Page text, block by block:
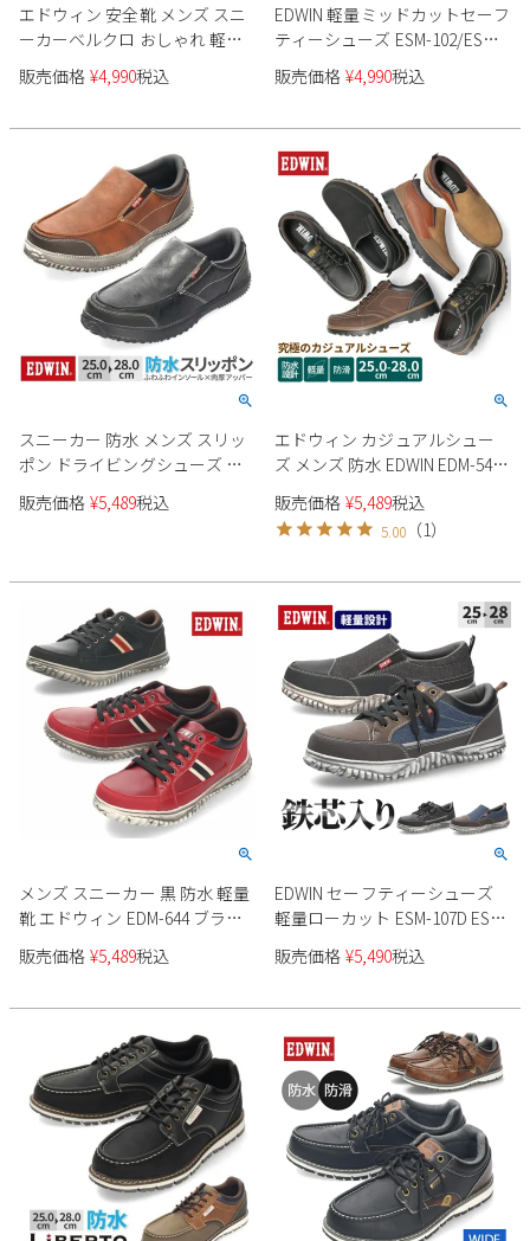
エドウィン 安全靴 メンズ スニ
ーカーベルクロ おしゃれ 軽い
軽量 作業靴 ワークシューズ カ
ジュアル シューズ 靴 EDWIN
販売価格 ¥4,990税込
EDWIN 軽量ミッドカットセーフ
ティーシューズ ESM-102/ESM-
102D メンズ
販売価格 ¥4,990税込
スニーカー 防水 メンズ スリッ
ポン ドライビングシューズ エ
ドウィン EDWIN 靴 ブラック ブ
ラウン カジュアル EDM-1811 疲
販売価格 ¥5,489税込
エドウィン カジュアルシュー
ズ メンズ 防水 EDWIN EDM-543
EDM-544 靴 軽量 防滑 歩きやす
い 疲れにくい 紐靴 スリッポン
販売価格 ¥5,489税込
5.00 （1）
メンズ スニーカー 黒 防水 軽量
靴 エドウィン EDM-644 ブラッ
ク レッド カジュアル シューズ
休日 通勤 通学 EDWIN
販売価格 ¥5,489税込
EDWIN セーフティーシューズ
軽量ローカット ESM-107D ESM-
108D メンズ
販売価格 ¥5,490税込